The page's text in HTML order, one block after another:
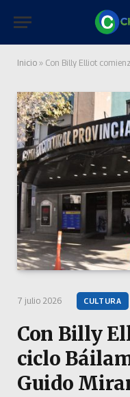
Inicio » Con Billy Elliot
7 julio 2026 CULTURA
Con Billy
ciclo
Guido